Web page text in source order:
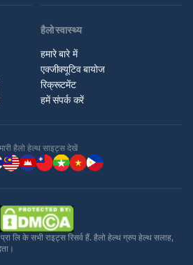
हैलो स्वास्थ्य
हमारे बारे में
एक्जीक्यूटिव बायोज
रिक्रूटमेंट
हमें संपर्क करें
हैलो हेल्थ साइट्स देखें
लि के सभी राइट्स रिसर्व हैं. हैलो हेल्थ ग्रुप हेल्थ सलाह,